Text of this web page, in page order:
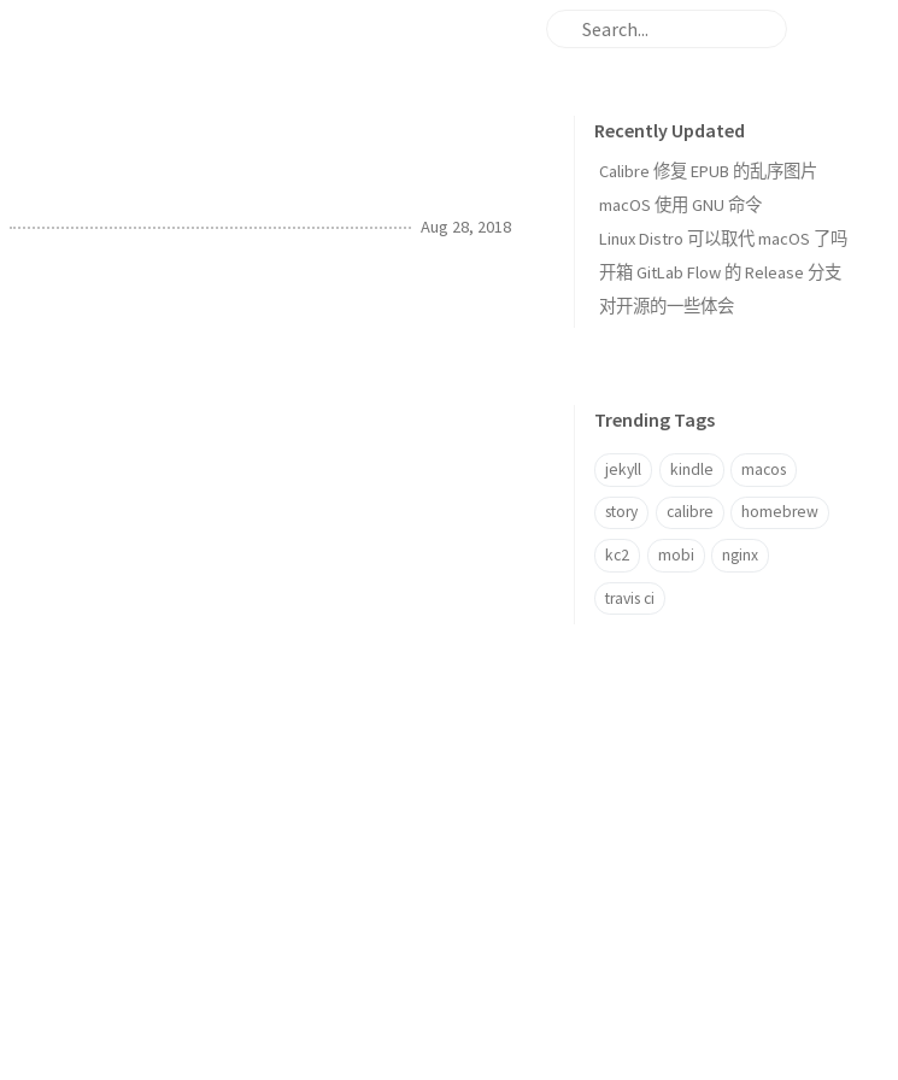
Aug 28, 2018
Recently Updated
Calibre 修复 EPUB 的乱序图片
macOS 使用 GNU 命令
Linux Distro 可以取代 macOS 了吗
开箱 GitLab Flow 的 Release 分支
对开源的一些体会
Trending Tags
jekyll kindle macos
story calibre homebrew
kc2 mobi nginx
travis ci